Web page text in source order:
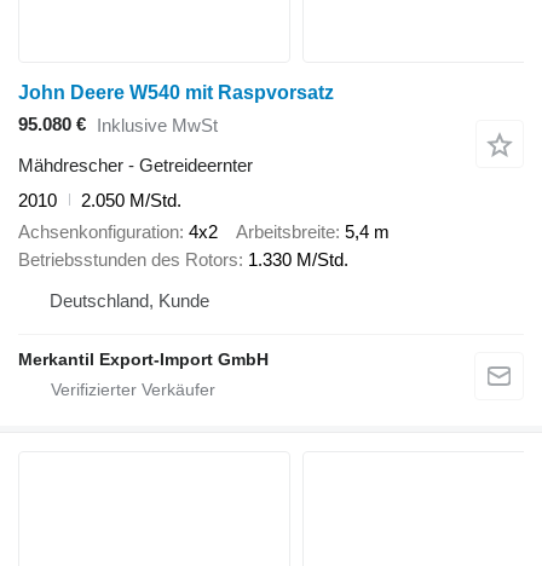
John Deere W540 mit Raspvorsatz
95.080 € Inklusive MwSt
Mähdrescher - Getreideernter
2010
2.050 M/Std.
Achsenkonfiguration 4x2 Arbeitsbreite 5,4 m
Betriebsstunden des Rotors 1.330 M/Std.
Deutschland, Kunde
Merkantil Export-Import GmbH